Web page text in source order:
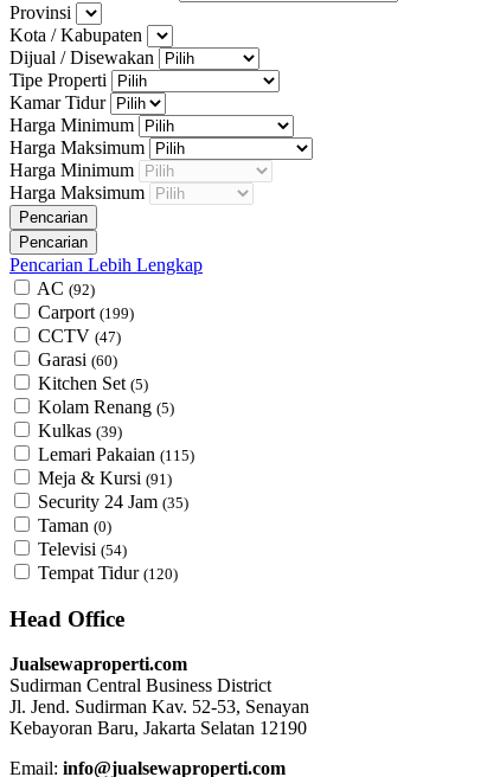
Provinsi
Kota / Kabupaten
Dijual / Disewakan
Tipe Properti
Kamar Tidur
Harga Minimum
Harga Maksimum
Harga Minimum
Harga Maksimum
Pencarian Lebih Lengkap
AC (92)
Carport (199)
CCTV (47)
Garasi (60)
Kitchen Set (5)
Kolam Renang (5)
Kulkas (39)
Lemari Pakaian (115)
Meja & Kursi (91)
Security 24 Jam (35)
Taman (0)
Televisi (54)
Tempat Tidur (120)
Head Office
Jualsewaproperti.com
Sudirman Central Business District
Jl. Jend. Sudirman Kav. 52-53, Senayan
Kebayoran Baru, Jakarta Selatan 12190
Email: info@jualsewaproperti.com